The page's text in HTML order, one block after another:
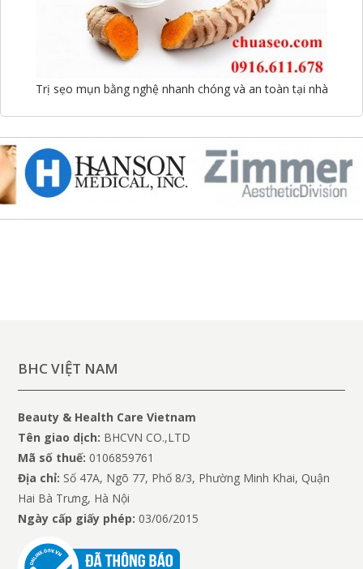
Trị sẹo mụn bằng nghệ nhanh chóng và an toàn tại nhà
BHC VIỆT NAM
Beauty & Health Care Vietnam
Tên giao dịch: BHCVN CO.,LTD
Mã số thuế:0106859761
Địa chỉ: Số 47A, Ngõ 77, Phố 8/3, Phường Minh Khai, Quận
Hai Bà Trưng, Hà Nội
Ngày cấp giấy phép: 03/06/2015